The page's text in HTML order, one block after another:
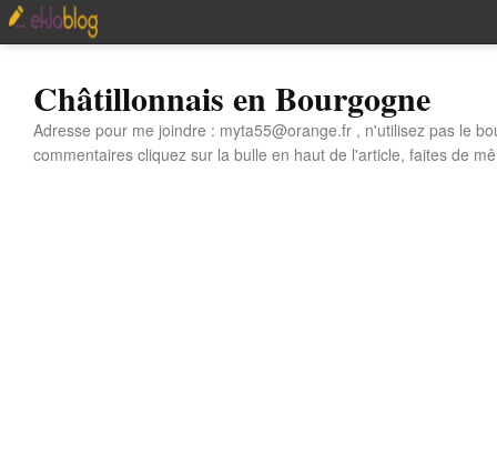
Châtillonnais en Bourgogne
Adresse pour me joindre : myta55@orange.fr , n'utilisez pas le
commentaires cliquez sur la bulle en haut de l'article, faites de